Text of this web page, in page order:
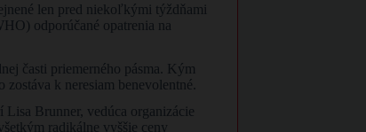
len pred niekoľkými týždňami
odporúčané opatrenia na
časti priemerného pásma. Kým
k neresiam benevolentné.
Brunner, vedúca organizácie
radikálne vyššie ceny